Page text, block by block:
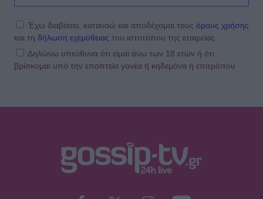
Έχω διαβάσει, κατανοώ και αποδέχομαι τους όρους χρήσης
και τη δήλωση εχεμύθειας του ιστοτόπου της εταιρείας
Δηλώνω υπεύθυνα ότι είμαι άνω των 18 ετών ή ότι
βρίσκομαι υπό την εποπτεία γονέα ή κηδεμόνα ή επιτρόπου